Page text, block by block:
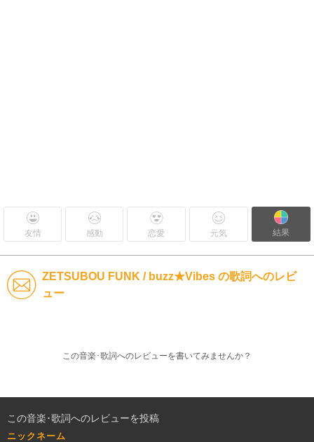
友情 感動 恋愛 元気 結果
ZETSUBOU FUNK / buzz★Vibes の歌詞へのレビ
ュー
この音楽･歌詞へのレビューを書いてみませんか？
この音楽･歌詞へのレビューを投稿
ニックネーム